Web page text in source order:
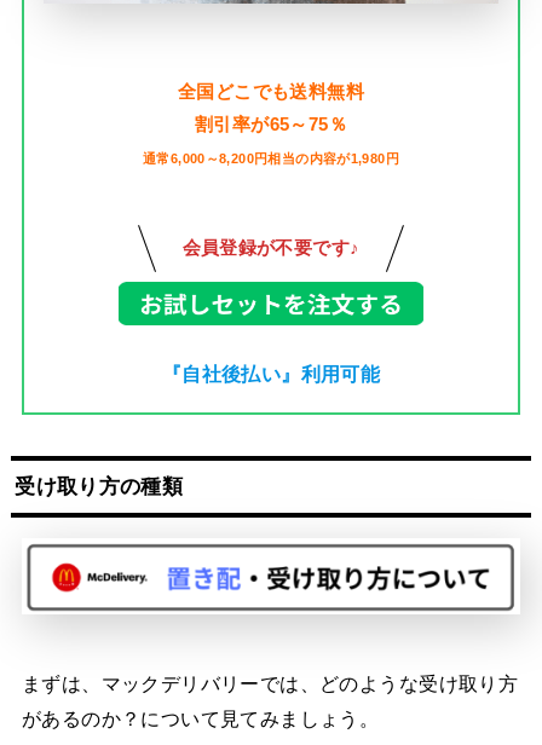
全国どこでも送料無料
割引率が65～75％
通常6,000～8,200円相当の内容が1,980円
会員登録が不要です♪
『自社後払い』利用可能
受け取り方の種類
まずは、マックデリバリーでは、どのような受け取り方
があるのか？について見てみましょう。